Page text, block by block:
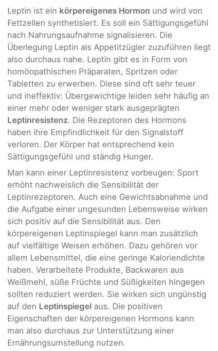
Leptin ist ein körpereigenes Hormon und wird von
Fettzellen synthetisiert. Es soll ein Sättigungsgefühl
nach Nahrungsaufnahme signalisieren. Die
Überlegung Leptin als Appetitzügler zuzuführen liegt
also durchaus nahe. Leptin gibt es in Form von
homöopathischen Präparaten, Spritzen oder
Tabletten zu erwerben. Diese sind oft sehr teuer
und ineffektiv: Übergewichtige leiden sehr häufig an
einer mehr oder weniger stark ausgeprägten
Leptinresistenz. Die Rezeptoren des Hormons
haben ihre Empfindlichkeit für den Signalstoff
verloren. Der Körper hat entsprechend kein
Sättigungsgefühl und ständig Hunger.
Man kann einer Leptinresistenz vorbeugen: Sport
erhöht nachweislich die Sensibilität der
Leptinrezeptoren. Auch eine Gewichtsabnahme und
die Aufgabe einer ungesunden Lebensweise wirken
sich positiv auf die Sensibilität aus. Den
körpereigenen Leptinspiegel kann man zusätzlich
auf vielfältige Weisen erhöhen. Dazu gehören vor
allem Lebensmittel, die eine geringe Kaloriendichte
haben. Verarbeitete Produkte, Backwaren aus
Weißmehl, süße Früchte und Süßigkeiten hingegen
sollten reduziert werden. Sie wirken sich ungünstig
auf den Leptinspiegel aus. Die positiven
Eigenschaften der körpereigenen Hormons kann
man also durchaus zur Unterstützung einer
Ernährungsumstellung nutzen.